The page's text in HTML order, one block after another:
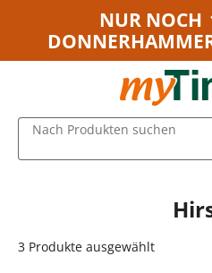
Zum Hauptinhalt springen
Zur Navigation springen
NUR NOCH
Nach Produkten suchen
3 Produkte ausgewählt